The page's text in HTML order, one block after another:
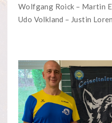
Wolfgang Roick – Martin
Udo Volkland – Justin